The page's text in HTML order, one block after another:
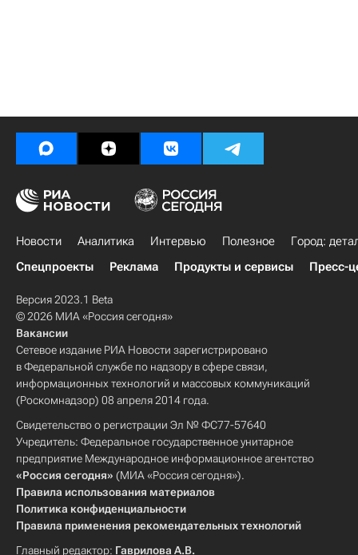
Новости Аналитика Интервью Полезное
Город:
Спецпроекты
Реклама Продукты и сервисы Пресс-
Версия 2023.1 Beta
© 2026 МИА «Россия сегодня»
Вакансии
Сетевое издание РИА Новости зарегистрировано
в Федеральной службе по надзору в сфере связи,
информационных технологий и массовых коммуникаций
(Роскомнадзор) 08 апреля 2014 года.
Свидетельство о регистрации Эл № ФС77-57640
Учредитель: Федеральное государственное унитарное
предприятие Международное информационное агентство
«Россия сегодня» (МИА «Россия сегодня»).
Правила использования материалов
Политика конфиденциальности
Правила применения рекомендательных технологий
Главный редактор: Гаврилова А.В.